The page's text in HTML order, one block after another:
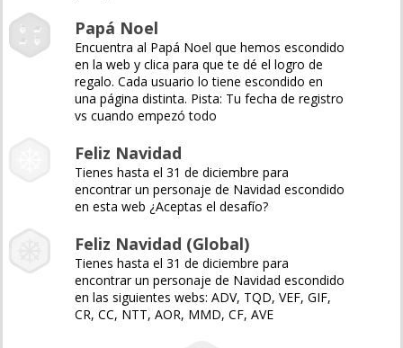
Papá Noel
Encuentra al Papá Noel que hemos escondido
en la web y clica para que te dé el logro de
regalo. Cada usuario lo tiene escondido en
una página distinta. Pista: Tu fecha de registro
vs cuando empezó todo
Feliz Navidad
Tienes hasta el 31 de diciembre para
encontrar un personaje de Navidad escondido
en esta web ¿Aceptas el desafío?
Feliz Navidad (Global)
Tienes hasta el 31 de diciembre para
encontrar un personaje de Navidad escondido
en las siguientes webs: ADV, TQD, VEF, GIF,
CR, CC, NTT, AOR, MMD, CF, AVE